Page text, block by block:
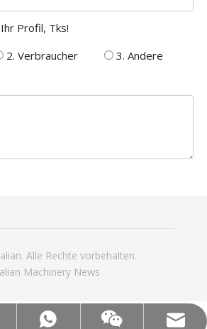
Tel:+86-577-88627766
Mob: +86-18858715170
WA: 0086 18858715170
Wechat
E -Mail: hl@hualian.biz
Profil, Tks!
2. Verbraucher
3. Andere
Alle Rechte vorbehalten.
Machinery News